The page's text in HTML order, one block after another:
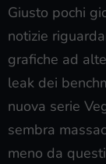
Giusto pochi
notizie
grafiche ad
leak dei
nuova serie
sembra
meno da